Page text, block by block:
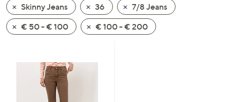
wischen
Sie
auf
Skinny Jeans
36
7/8 Jeans
€ 50 - € 100
€ 100 - € 200